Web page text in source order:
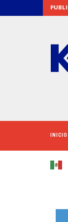
A LOS TIGRES
INICIO